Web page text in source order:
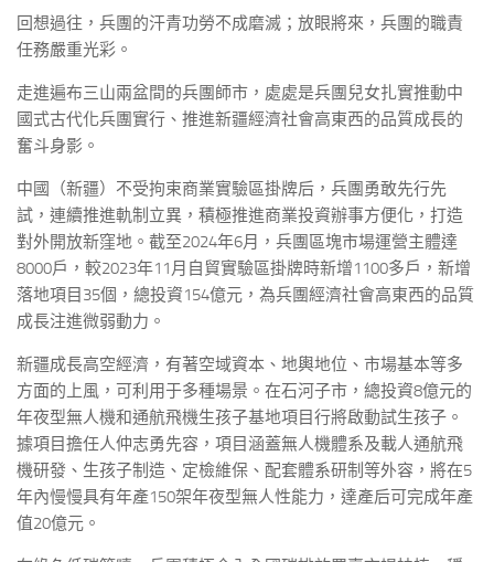
回想過往，兵團的汗青功勞不成磨滅；放眼將來，兵團的職責
任務嚴重光彩。
走進遍布三山兩盆間的兵團師市，處處是兵團兒女扎實推動中
國式古代化兵團實行、推進新疆經濟社會高東西的品質成長的
奮斗身影。
中國（新疆）不受拘束商業實驗區掛牌后，兵團勇敢先行先
試，連續推進軌制立異，積極推進商業投資辦事方便化，打造
對外開放新窪地。截至2024年6月，兵團區塊市場運營主體達
8000戶，較2023年11月自貿實驗區掛牌時新增1100多戶，新增
落地項目35個，總投資154億元，為兵團經濟社會高東西的品質
成長注進微弱動力。
新疆成長高空經濟，有著空域資本、地輿地位、市場基本等多
方面的上風，可利用于多種場景。在石河子市，總投資8億元的
年夜型無人機和通航飛機生孩子基地項目行將啟動試生孩子。
據項目擔任人仲志勇先容，項目涵蓋無人機體系及載人通航飛
機研發、生孩子制造、定檢維保、配套體系研制等外容，將在5
年內慢慢具有年產150架年夜型無人性能力，達產后可完成年產
值20億元。